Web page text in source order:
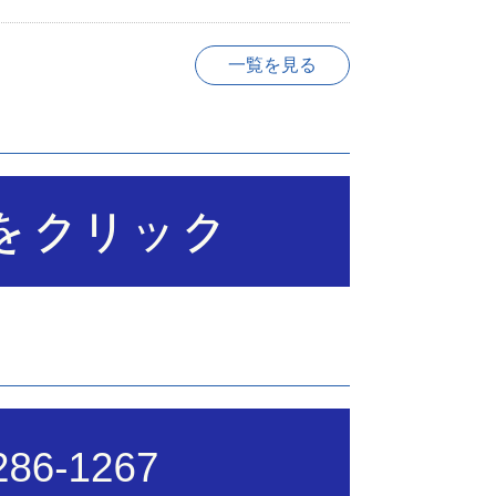
一覧を見る